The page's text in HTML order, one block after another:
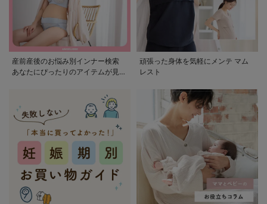
産前産後のお悩み別インナー検索
あなたにぴったりのアイテムが見つ
頑張った身体を気軽にメンテ マム
レスト